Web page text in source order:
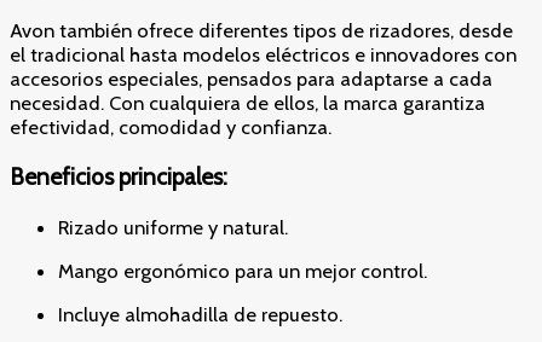
Avon también ofrece diferentes tipos de rizadores, desde
el tradicional hasta modelos eléctricos e innovadores con
accesorios especiales, pensados para adaptarse a cada
necesidad. Con cualquiera de ellos, la marca garantiza
efectividad, comodidad y confianza.
Beneficios principales:
Rizado uniforme y natural.
Mango ergonómico para un mejor control.
Incluye almohadilla de repuesto.